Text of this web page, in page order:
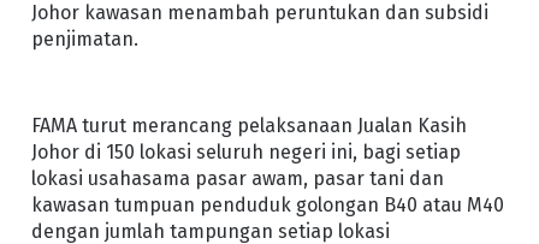
Johor kawasan menambah peruntukan dan subsidi
penjimatan.
FAMA turut merancang pelaksanaan Jualan Kasih
Johor di 150 lokasi seluruh negeri ini, bagi setiap
lokasi usahasama pasar awam, pasar tani dan
kawasan tumpuan penduduk golongan B40 atau M40
dengan jumlah tampungan setiap lokasi